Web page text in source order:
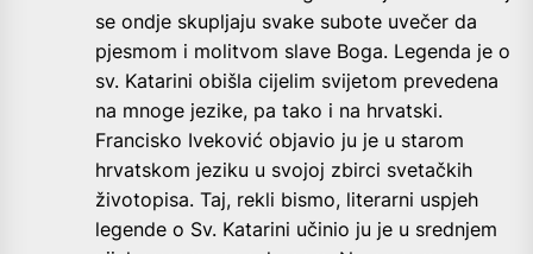
se ondje skupljaju svake subote uvečer da
pjesmom i molitvom slave Boga. Legenda je o
sv. Katarini obišla cijelim svijetom prevedena
na mnoge jezike, pa tako i na hrvatski.
Francisko Iveković objavio ju je u starom
hrvatskom jeziku u svojoj zbirci svetačkih
životopisa. Taj, rekli bismo, literarni uspjeh
legende o Sv. Katarini učinio ju je u srednjem